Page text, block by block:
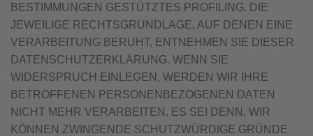
BESTIMMUNGEN GESTÜTZTES PROFILING. DIE
JEWEILIGE RECHTSGRUNDLAGE, AUF DENEN EINE
VERARBEITUNG BERUHT, ENTNEHMEN SIE DIESER
DATENSCHUTZERKLÄRUNG. WENN SIE
WIDERSPRUCH EINLEGEN, WERDEN WIR IHRE
BETROFFENEN PERSONENBEZOGENEN DATEN
NICHT MEHR VERARBEITEN, ES SEI DENN, WIR
KÖNNEN ZWINGENDE SCHUTZWÜRDIGE GRÜNDE